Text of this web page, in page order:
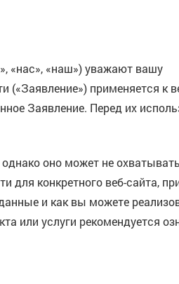
«нас», «наш») уважают вашу
применяется к
Заявление. Перед их
оно может не
для конкретного веб-сайта,
и как вы можете
или услуги рекомендуется